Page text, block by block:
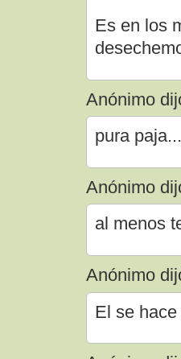
Es en los
Anónimo
pura
Anónimo
al menos
Anónimo
El se